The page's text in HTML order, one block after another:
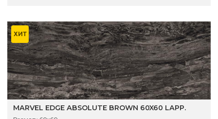
ХИТ
MARVEL EDGE ABSOLUTE BROWN 60X60 LAPP.